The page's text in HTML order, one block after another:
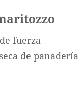
fuerza
de panadería